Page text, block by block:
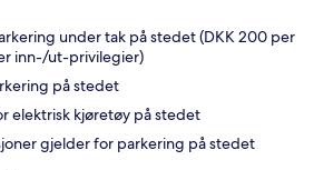
under tak på stedet (DKK 200 per
inn-/ut-privilegier)
på stedet
elektrisk kjøretøy på stedet
gjelder for parkering på stedet